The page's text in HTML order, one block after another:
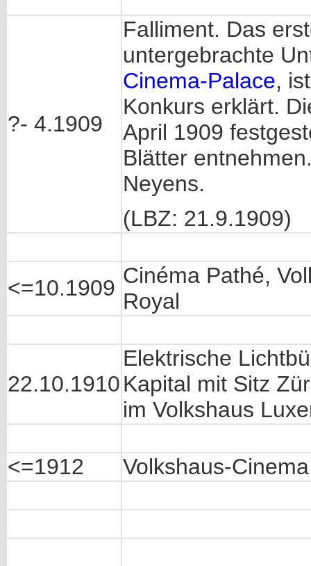
?- 4.1909
Falliment. Das
untergebrachte
Cinema-Palace,
Konkurs erklärt.
April 1909
Blätter
Neyens.
(LBZ: 21.9.1909)
<=10.1909 Cinéma Pathé,
Royal
22.10.1910
Elektrische
Kapital mit Sitz
im Volkshaus
<=1912 Volkshaus-